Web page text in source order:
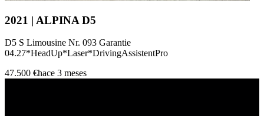
2021 | ALPINA D5
D5 S Limousine Nr. 093 Garantie
04.27*HeadUp*Laser*DrivingAssistentPro
47.500 €hace 3 meses